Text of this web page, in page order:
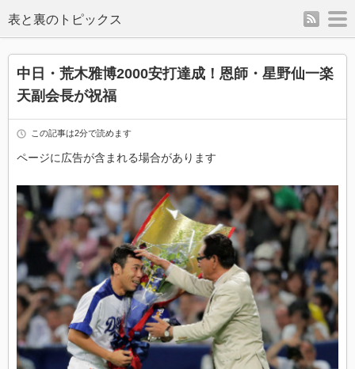
表と裏のトピックス rss
中日・荒木雅博2000安打達成！恩師・星野仙一楽
天副会長が祝福
この記事は2分で読めます
ページに広告が含まれる場合があります